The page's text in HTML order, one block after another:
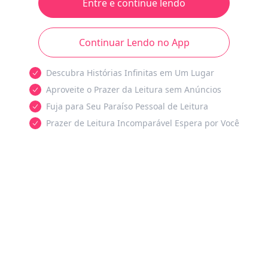
Entre e continue lendo
Continuar Lendo no App
Descubra Histórias Infinitas em Um Lugar
Aproveite o Prazer da Leitura sem Anúncios
Fuja para Seu Paraíso Pessoal de Leitura
Prazer de Leitura Incomparável Espera por Você